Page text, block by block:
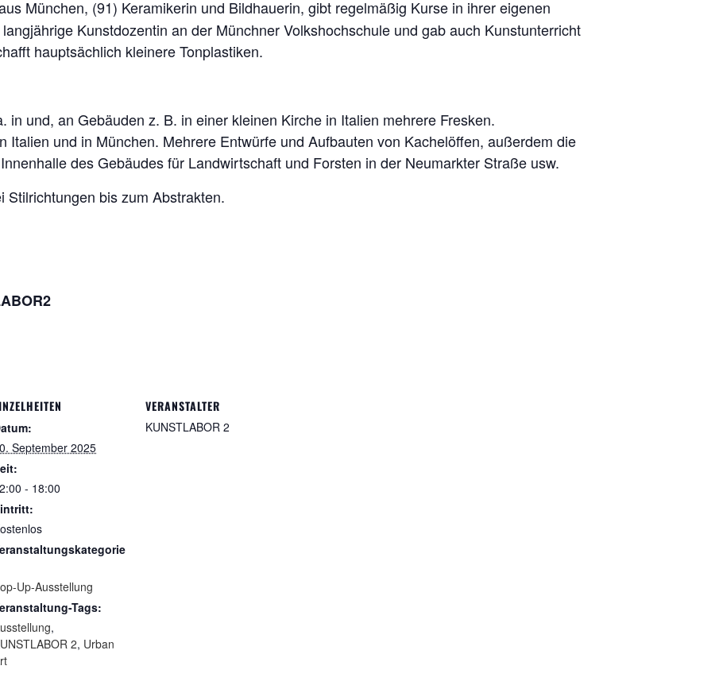
München, (91) Keramikerin und Bildhauerin, gibt regelmäßig Kurse in ihrer eigenen
Kunstdozentin an der Münchner Volkshochschule und gab auch Kunstunterricht
hauptsächlich kleinere Tonplastiken.
in und, an Gebäuden z. B. in einer kleinen Kirche in Italien mehrere Fresken.
Italien und in München. Mehrere Entwürfe und Aufbauten von Kachelöffen, außerdem die
des Gebäudes für Landwirtschaft und Forsten in der Neumarkter Straße usw.
Stilrichtungen bis zum Abstrakten.
September 2025
- 18:00
Up-Ausstellung
Tags:
,
2, Urban
VERANSTALTER
KUNSTLABOR 2